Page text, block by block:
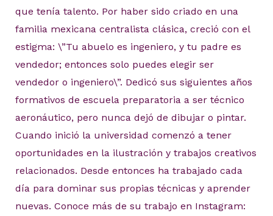
que tenía talento. Por haber sido criado en una
familia mexicana centralista clásica, creció con el
estigma: \”Tu abuelo es ingeniero, y tu padre es
vendedor; entonces solo puedes elegir ser
vendedor o ingeniero\”. Dedicó sus siguientes años
formativos de escuela preparatoria a ser técnico
aeronáutico, pero nunca dejó de dibujar o pintar.
Cuando inició la universidad comenzó a tener
oportunidades en la ilustración y trabajos creativos
relacionados. Desde entonces ha trabajado cada
día para dominar sus propias técnicas y aprender
nuevas. Conoce más de su trabajo en Instagram: